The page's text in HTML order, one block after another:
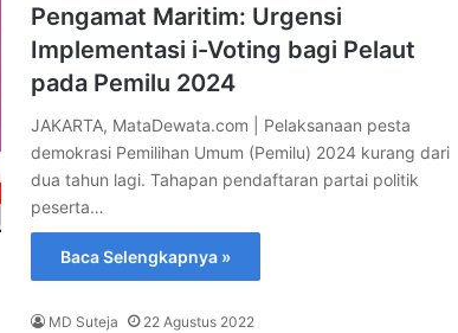
Pengamat Maritim: Urgensi
Implementasi i-Voting bagi Pelaut
pada Pemilu 2024
JAKARTA, MataDewata.com | Pelaksanaan pesta
demokrasi Pemilihan Umum (Pemilu) 2024 kurang dari
dua tahun lagi. Tahapan pendaftaran partai politik
peserta…
Baca Selengkapnya »
MD Suteja 22 Agustus 2022